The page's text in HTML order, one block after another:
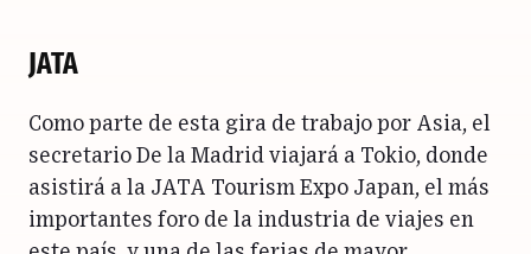
JATA
Como parte de esta gira de trabajo por Asia, el
secretario De la Madrid viajará a Tokio, donde
asistirá a la JATA Tourism Expo Japan, el más
importantes foro de la industria de viajes en